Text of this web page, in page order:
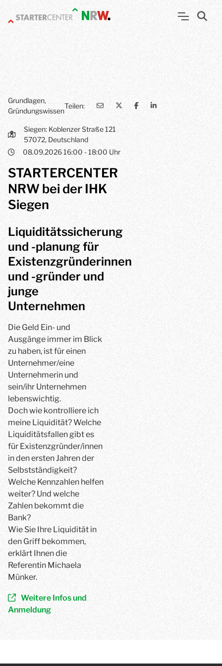
Grundlagen,
Gründungswissen
Teilen:
Siegen: Koblenzer Straße 121
57072, Deutschland
08.09.2026 16:00 - 18:00 Uhr
STARTERCENTER
NRW bei der IHK
Siegen
Liquiditätssicherung
und -planung für
Existenzgründerinnen
und -gründer und
junge
Unternehmen
Die Geld Ein- und
Ausgänge immer im Blick
zu haben, ist für einen
Unternehmer/eine
Unternehmerin und
sein/ihr Unternehmen
lebenswichtig.
Doch wie kontrolliere ich
meine Liquidität? Welche
Liquiditätsfallen gibt es
für Existenzgründer/innen
in den ersten Jahren der
Selbstständigkeit?
Welche Kennzahlen helfen
weiter? Und welche
Zahlen bekommt die
Bank?
Wie Sie Ihre Liquidität in
den Griff bekommen,
erklärt Ihnen die
Referentin Michaela
Münker.
Weitere Infos und
Anmeldung